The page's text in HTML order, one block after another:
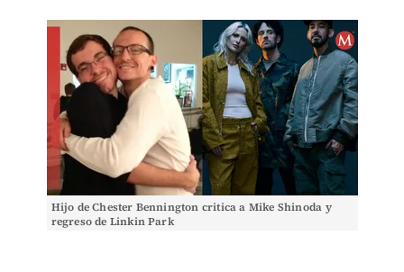
Hijo de Chester Bennington critica a Mike Shinoda y
regreso de Linkin Park